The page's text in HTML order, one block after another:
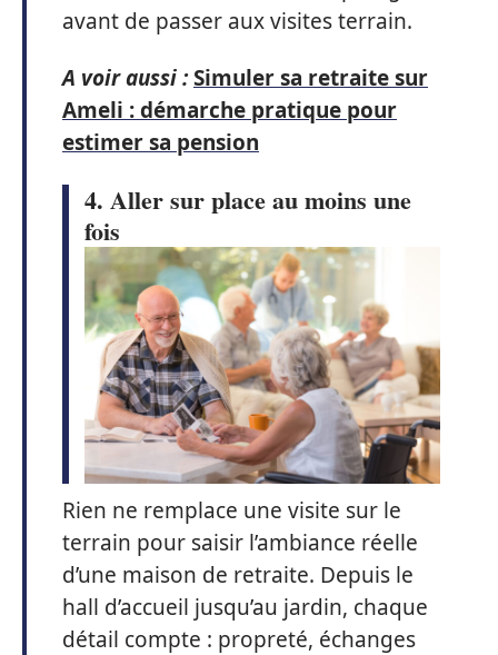
avant de passer aux visites terrain.
A voir aussi :Simuler sa retraite sur
Ameli : démarche pratique pour
estimer sa pension
4. Aller sur place au moins une
fois
Rien ne remplace une visite sur le
terrain pour saisir l’ambiance réelle
d’une maison de retraite. Depuis le
hall d’accueil jusqu’au jardin, chaque
détail compte : propreté, échanges